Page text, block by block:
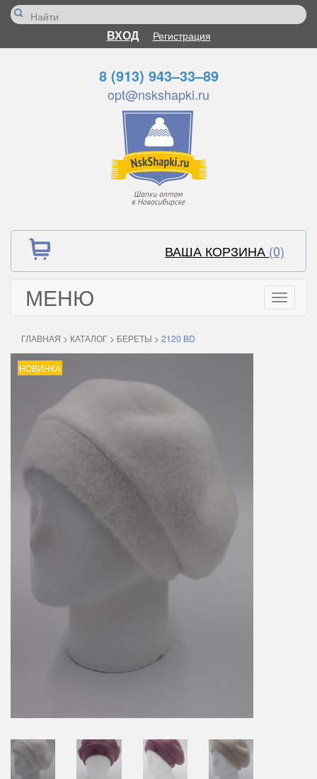
ВХОД Регистрация
8 (913) 943–33–89
opt@nskshapki.ru
ВАША КОРЗИНА (0)
МЕНЮ
Toggle
ГЛАВНАЯ > КАТАЛОГ > БЕРЕТЫ > 2120 BD
НОВИНКА